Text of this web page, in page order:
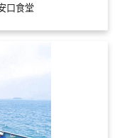
口食堂